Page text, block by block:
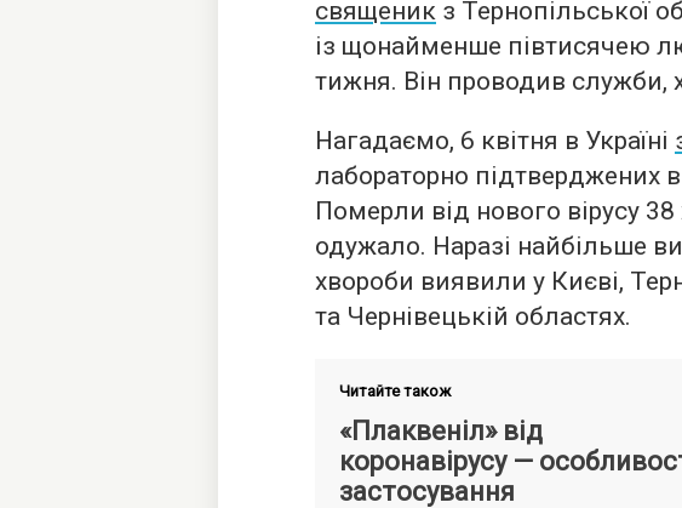
священик з Тернопільської
із щонайменше півтисячею
тижня. Він проводив служби,
Нагадаємо, 6 квітня в Україні
лабораторно підтверджених
Померли від нового вірусу 38
одужало. Наразі найбільше
хвороби виявили у Києві,
та Чернівецькій областях.
Читайте також
«Плаквеніл» від
коронавірусу —
застосування